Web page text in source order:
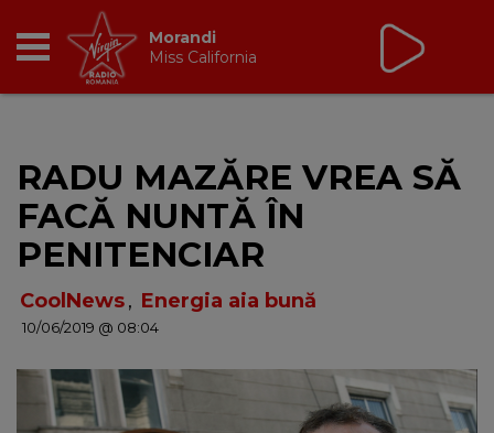
BREAKFAST
TIC TALK
CÂȘTIGĂ
DANCEFLOOR CHART
Virgin Radio Music
00:00 - 08:00
RADU MAZĂRE VREA SĂ
FACĂ NUNTĂ ÎN
PENITENCIAR
CoolNews, Energia aia bună
10/06/2019 @ 08:04